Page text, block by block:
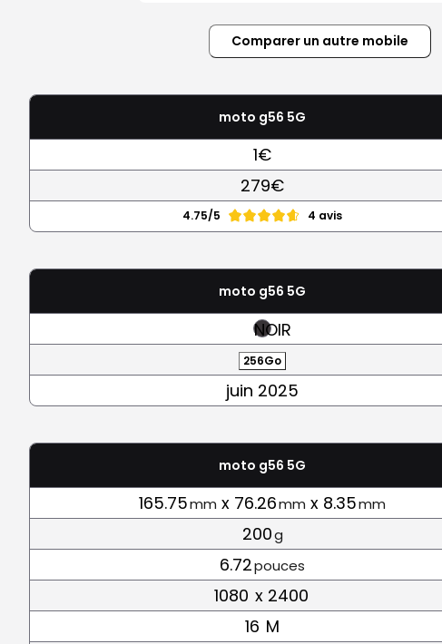
Comparer un autre mobile
moto g56 5G
1€
279€
4.75/5 4 avis
moto g56 5G
NOIR
256Go
juin 2025
moto g56 5G
165.75mm x 76.26mm x 8.35mm
200g
6.72pouces
1080 x 2400
16 M